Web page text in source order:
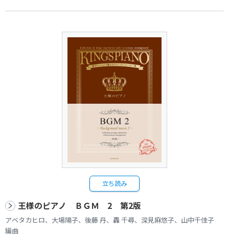
立ち読み
王様のピアノ ＢＧＭ 2 第2版
アベタカヒロ、大場陽子、後藤 丹、轟 千尋、深見麻悠子、山中千佳子
編曲